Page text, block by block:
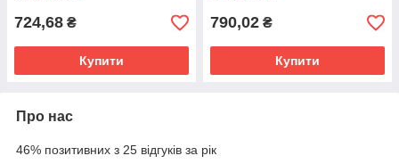
724,68 ₴
Купити
790,02 ₴
Купити
Про нас
46% позитивних з 25 відгуків за рік